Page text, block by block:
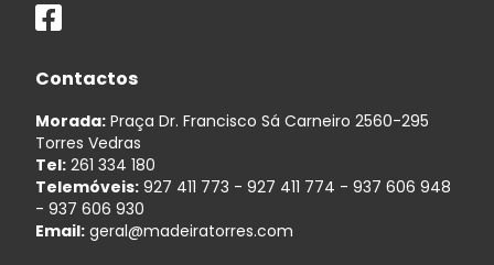
Contactos
Morada: Praça Dr. Francisco Sá Carneiro 2560-295
Torres Vedras
Tel: 261 334 180
Telemóveis: 927 411 773 - 927 411 774 - 937 606 948
- 937 606 930
Email: geral@madeiratorres.com